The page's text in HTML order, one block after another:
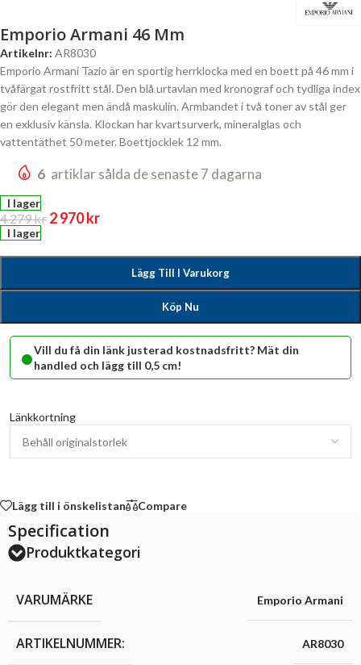
Emporio Armani 46 Mm
Artikelnr: AR8030
Emporio Armani Tazio är en sportig herrklocka med en boett på 46 mm i
tvåfärgat rostfritt stål. Den blå urtavlan med kronograf och tydliga index
gör den elegant men ändå maskulin. Armbandet i två toner av stål ger
en exklusiv känsla. Klockan har kvartsurverk, mineralglas och
vattentäthet 50 meter. Boettjocklek 12 mm.
6 artiklar sålda de senaste 7 dagarna
I lager
4 279kr 2 970kr
I lager
Lägg Till I Varukorg
Köp Nu
•Vill du få din länk justerad kostnadsfritt? Mät din
handled och lägg till 0,5 cm!
Länkkortning
Lägg till i önskelistan Compare
Specification
Produktkategori
VARUMÄRKE Emporio Armani
ARTIKELNUMMER: AR8030